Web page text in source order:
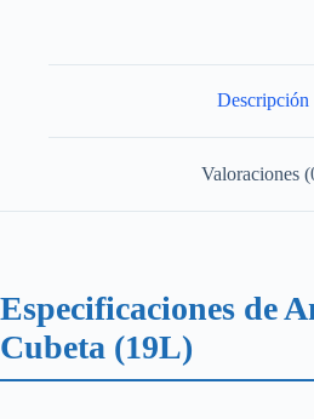
Descripción
Valoraciones
Especificaciones de
Cubeta (19L)